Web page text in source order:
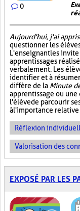
0
Aujourd'hui, j'ai
questionner les
L'enseignant les
apprentissages
verbalement. Les
identifier et à
diffère de la Minute
apprentissage ou
l'élève de parcourir
à l'importance
Réflexion
Valorisation des
EXPOSÉ PAR LES